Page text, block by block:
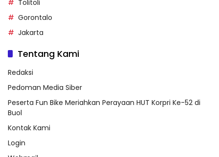
Tolitoli
Gorontalo
Jakarta
Tentang Kami
Redaksi
Pedoman Media Siber
Peserta Fun Bike Meriahkan Perayaan HUT Korpri Ke-52 di
Buol
Kontak Kami
Login